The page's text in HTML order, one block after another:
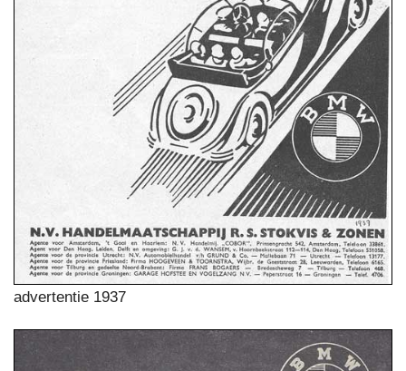
advertentie 1937